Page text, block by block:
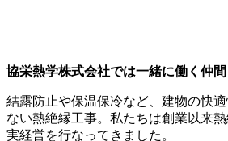
協栄熱学株式会社では一緒に働く仲
結露防止や保温保冷など、建物の快
ない熱絶縁工事。私たちは創業以来
実経営を行なってきました。